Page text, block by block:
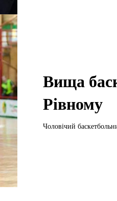
Вища
Рівному
Чоловічий